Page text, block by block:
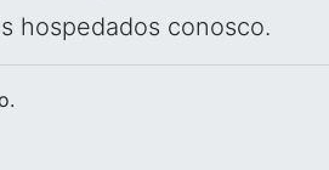
hospedados conosco.